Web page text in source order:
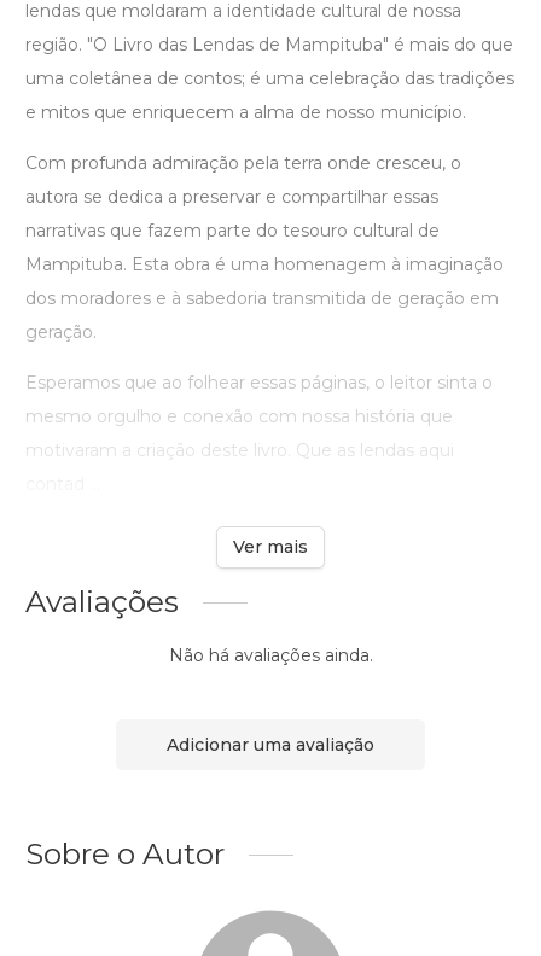
lendas que moldaram a identidade cultural de nossa
região. "O Livro das Lendas de Mampituba" é mais do que
uma coletânea de contos; é uma celebração das tradições
e mitos que enriquecem a alma de nosso município.
Com profunda admiração pela terra onde cresceu, o
autora se dedica a preservar e compartilhar essas
narrativas que fazem parte do tesouro cultural de
Mampituba. Esta obra é uma homenagem à imaginação
dos moradores e à sabedoria transmitida de geração em
geração.
Esperamos que ao folhear essas páginas, o leitor sinta o
mesmo orgulho e conexão com nossa história que
motivaram a criação deste livro. Que as lendas aqui
Ver mais
Avaliações
Não há avaliações ainda.
Adicionar uma avaliação
Sobre o Autor